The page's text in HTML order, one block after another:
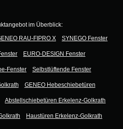
im Überblick:
RAU-FIPRO X SYNEGO Fenster
EURO-DESIGN Fenster
Fenster Selbstlüftende Fenster
GENEO Hebeschiebetüren
Abstellschiebetüren Erkelenz-Golkrath
Haustüren Erkelenz-Golkrath